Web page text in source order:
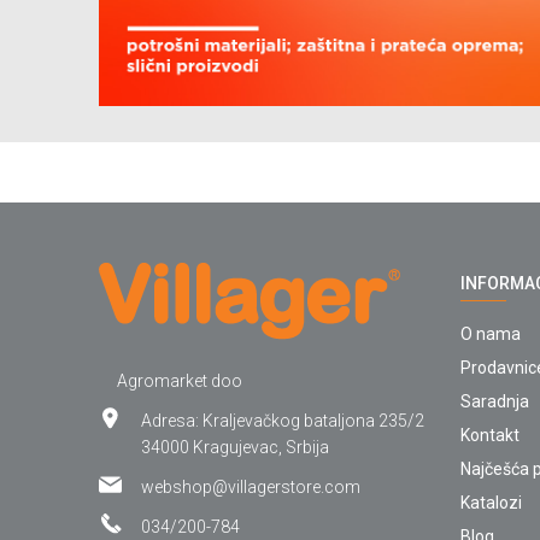
Agromarket doo
Adresa: Kraljevačkog bataljona 235/2
34000 Kragujevac, Srbija
webshop@villagerstore.com
034/200-784
O nama
Saradnja
Kontakt
Najčešća
Katalozi